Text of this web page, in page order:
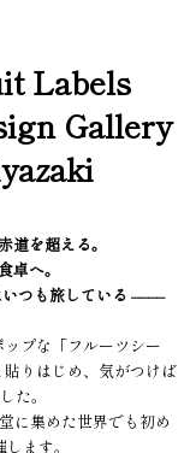
Labels
Gallery
道を超える。
卓へ。
つも旅している ––––
プな「フルーツシー
りはじめ、気がつけば
た。
に集めた世界でも初め
ます。